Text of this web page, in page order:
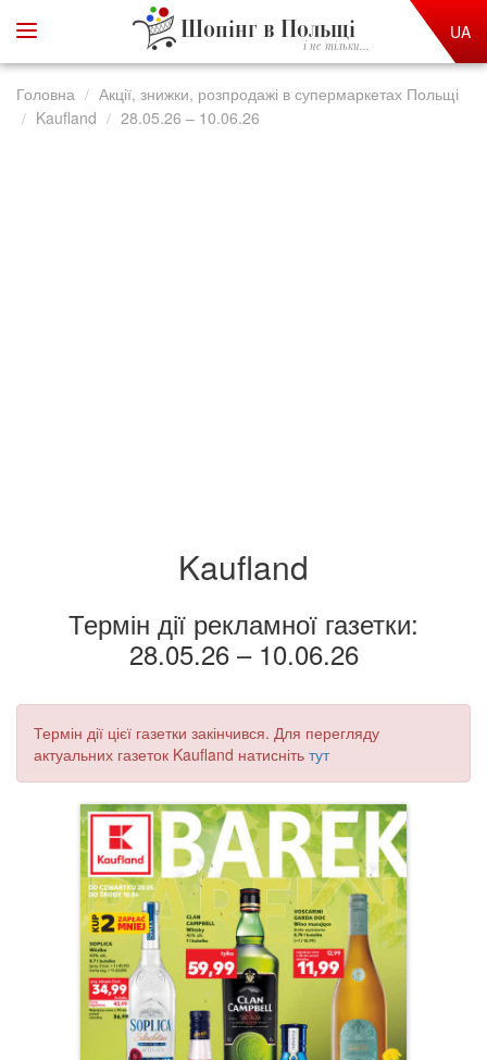
Шопінг в Польщі
і не тільки...
UA
Головна
Акції, знижки, розпродажі в супермаркетах Польщі
Kaufland
28.05.26 – 10.06.26
Kaufland
Термін дії рекламної газетки:
28.05.26 – 10.06.26
Термін дії цієї газетки закінчився. Для перегляду
актуальних газеток Kaufland натисніть тут